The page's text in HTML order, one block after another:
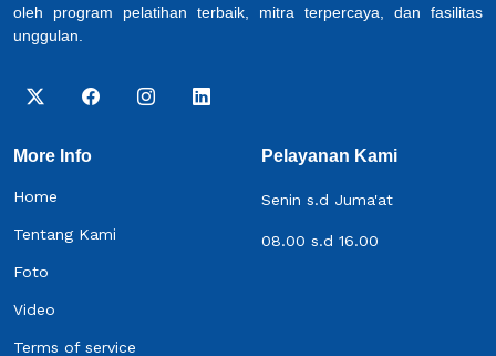
oleh program pelatihan terbaik, mitra terpercaya, dan fasilitas
unggulan.
More Info
Home
Tentang Kami
Foto
Video
Terms of service
Pelayanan Kami
Senin s.d Juma'at
08.00 s.d 16.00